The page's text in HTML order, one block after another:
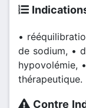
•
de sodium, •
hypovolémie,
thérapeutique.
Contre